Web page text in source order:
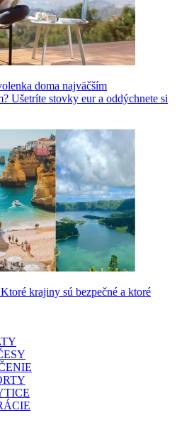
doma najväčším
Ušetríte stovky eur a oddýchnete si
krajiny sú bezpečné a ktoré